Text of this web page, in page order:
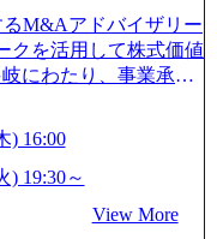
20240925204111_caa9
メンバー情
部抜粋 - 伊勢山 昇吾氏:
進、業務改革等の幅
新卒でベイカレン
に参画 - 梶田
ディア・エンタメ業
ローバル人財育成を目
ゼンのポイントを掴
修」、自社キャリア
築をめざす「キャリ
の決められた労働時
員の自己裁量に委
ら効率的に働くこと
休2日制 2025年度の
るM&Aアドバイザリー
クを活用して株式価値
にわたり、事業承継
ズに対応 譲渡企業に
以外の選択肢も尊
取り込むスキームの
り、領域にこだわら
) 16:00
) 19:30～
View More